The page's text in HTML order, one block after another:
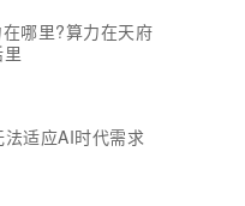
哪里?算力在天府
适应AI时代需求